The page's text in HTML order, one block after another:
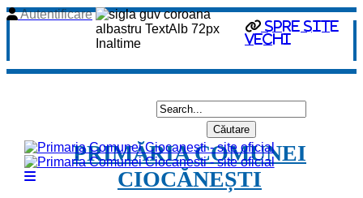
Spre site
vechi
Autentificare
PRIMĂRIA COMUNEI
CIOCĂNEȘTI